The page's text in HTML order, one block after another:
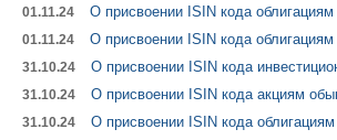
01.11.24 О присвоении ISIN кода
01.11.24 О присвоении ISIN кода
31.10.24 О присвоении ISIN кода
31.10.24 О присвоении ISIN кода акциям
31.10.24 О присвоении ISIN кода